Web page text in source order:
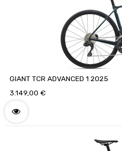
GIANT TCR ADVANCED 1 2025
3.149,00 €